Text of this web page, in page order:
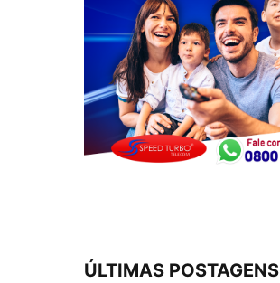
ÚLTIMAS POSTAGENS